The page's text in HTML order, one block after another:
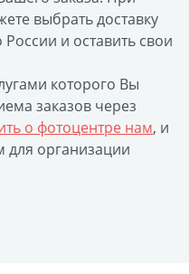
выбрать доставку
и оставить свои
которого Вы
заказов через
о фотоцентре нам, и
для организации